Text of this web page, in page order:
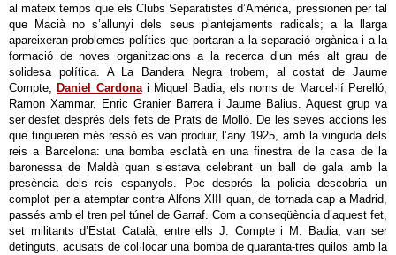
al mateix temps que els Clubs Separatistes d’Amèrica, pressionen per tal
que Macià no s’allunyi dels seus plantejaments radicals; a la llarga
apareixeran problemes polítics que portaran a la separació orgànica i a la
formació de noves organitzacions a la recerca d’un més alt grau de
solidesa política. A La Bandera Negra trobem, al costat de Jaume
Compte, Daniel Cardona i Miquel Badia, els noms de Marcel·lí Perelló,
Ramon Xammar, Enric Granier Barrera i Jaume Balius. Aquest grup va
ser desfet després dels fets de Prats de Molló. De les seves accions les
que tingueren més ressò es van produir, l’any 1925, amb la vinguda dels
reis a Barcelona: una bomba esclatà en una finestra de la casa de la
baronessa de Maldà quan s’estava celebrant un ball de gala amb la
presència dels reis espanyols. Poc després la policia descobria un
complot per a atemptar contra Alfons XlII quan, de tornada cap a Madrid,
passés amb el tren pel túnel de Garraf. Com a conseqüència d’aquest fet,
set militants d’Estat Català, entre ells J. Compte i M. Badia, van ser
detinguts, acusats de col·locar una bomba de quaranta-tres quilos amb la